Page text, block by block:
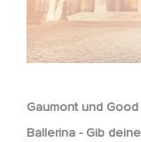
Gaumont und
Ballerina - Gib